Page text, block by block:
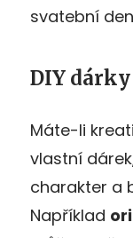
svatební
DIY dárky
Máte-li
vlastní
charakter a
Například